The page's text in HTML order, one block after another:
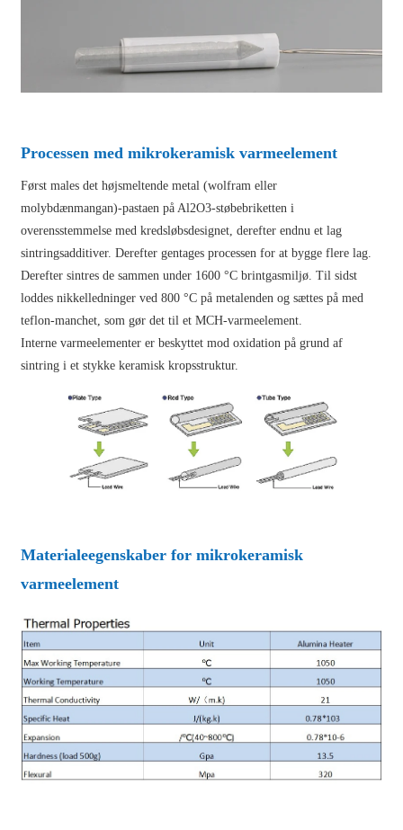
Processen med mikrokeramisk varmeelement
Først males det højsmeltende metal (wolfram eller
molybdænmangan)-pastaen på Al2O3-støbebriketten i
overensstemmelse med kredsløbsdesignet, derefter endnu et lag
sintringsadditiver. Derefter gentages processen for at bygge flere lag.
Derefter sintres de sammen under 1600 °C brintgasmiljø. Til sidst
loddes nikkelledninger ved 800 °C på metalenden og sættes på med
teflon-manchet, som gør det til et MCH-varmeelement.
Interne varmeelementer er beskyttet mod oxidation på grund af
sintring i et stykke keramisk kropsstruktur.
Materialeegenskaber for mikrokeramisk
varmeelement